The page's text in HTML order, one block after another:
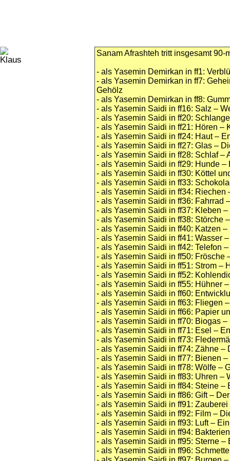
Sanam Afrashteh tritt insgesamt 90-
- als Yasemin Demirkan in ff1:
- als Yasemin Demirkan in ff7:
Gehölz
- als Yasemin Demirkan in ff8:
- als Yasemin Saidi in ff16: Salz –
- als Yasemin Saidi in ff20:
- als Yasemin Saidi in ff21: Hören –
- als Yasemin Saidi in ff24: Haut –
- als Yasemin Saidi in ff27: Glas –
- als Yasemin Saidi in ff28: Schlaf –
- als Yasemin Saidi in ff29: Hunde
- als Yasemin Saidi in ff30: Köttel
- als Yasemin Saidi in ff33:
- als Yasemin Saidi in ff34: Riechen
- als Yasemin Saidi in ff36: Fahrrad
- als Yasemin Saidi in ff37: Kleben
- als Yasemin Saidi in ff38: Störche
- als Yasemin Saidi in ff40: Katzen
- als Yasemin Saidi in ff41: Wasser
- als Yasemin Saidi in ff42: Telefon
- als Yasemin Saidi in ff50: Frösche
- als Yasemin Saidi in ff51: Strom –
- als Yasemin Saidi in ff52:
- als Yasemin Saidi in ff55: Hühner
- als Yasemin Saidi in ff60:
- als Yasemin Saidi in ff63: Fliegen
- als Yasemin Saidi in ff66: Papier
- als Yasemin Saidi in ff70: Biogas
- als Yasemin Saidi in ff71: Esel –
- als Yasemin Saidi in ff73:
- als Yasemin Saidi in ff74: Zähne –
- als Yasemin Saidi in ff77: Bienen
- als Yasemin Saidi in ff78: Wölfe –
- als Yasemin Saidi in ff83: Uhren –
- als Yasemin Saidi in ff84: Steine –
- als Yasemin Saidi in ff86: Gift –
- als Yasemin Saidi in ff91:
- als Yasemin Saidi in ff92: Film –
- als Yasemin Saidi in ff93: Luft –
- als Yasemin Saidi in ff94:
- als Yasemin Saidi in ff95: Sterne
- als Yasemin Saidi in ff96: